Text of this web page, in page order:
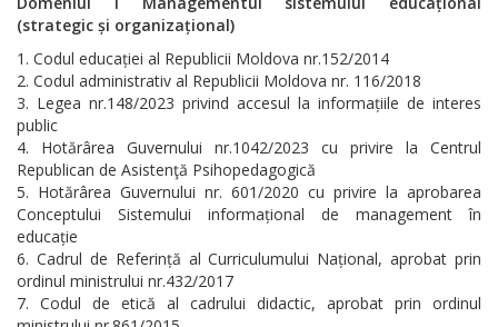
(strategic și organizațional)
Codul educației al Republicii Moldova nr.152/2014
Codul administrativ al Republicii Moldova nr. 116/2018
Legea nr.148/2023 privind accesul la informațiile de interes
public
Hotărârea Guvernului nr.1042/2023 cu privire la Centrul
Republican de Asistenţă Psihopedagogică
Hotărârea Guvernului nr. 601/2020 cu privire la aprobarea
Conceptului Sistemului informațional de management în
educație
Cadrul de Referință al Curriculumului Național, aprobat prin
ordinul ministrului nr.432/2017
Codul de etică al cadrului didactic, aprobat prin ordinul